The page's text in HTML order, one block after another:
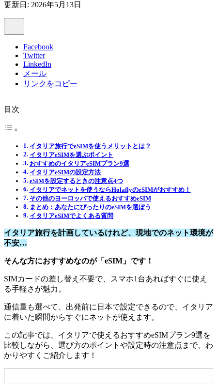
更新日: 2026年5月13日
Facebook
Twitter
LinkedIn
メール
リンクをコピー
目次
イタリア旅行でeSIMを使うメリットとは？
イタリアeSIMを選ぶポイント
おすすめのイタリアeSIMプラン9選
イタリアeSIMの設定方法
eSIMを設定するときの注意点4つ
イタリアでネットを使うならHolaflyのeSIMがおすすめ！
その他のヨーロッパで使えるおすすめeSIM
まとめ：あなたにぴったりのeSIMを選ぼう
イタリアeSIMでよくある質問
イタリア旅行を計画しているけれど、現地でのネット環境が
不安…
そんな方におすすめなのが「eSIM」です！
SIMカードの差し替え不要で、スマホ1台あればすぐに使え
る手軽さが魅力。
通信量も選べて、出発前に日本で設定できるので、イタリア
に着いた瞬間からすぐにネットが使えます。
この記事では、イタリアで使えるおすすめeSIMプラン9選を
比較しながら、選び方のポイントや設定時の注意点まで、わ
かりやすくご紹介します！